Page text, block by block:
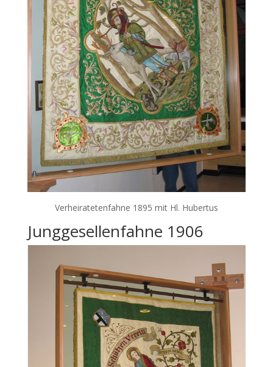
Verheiratetenfahne 1895 mit Hl. Hubertus
Junggesellenfahne 1906